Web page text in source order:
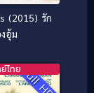
(2015) รัก
อุ้ม
Full HD
ไทย